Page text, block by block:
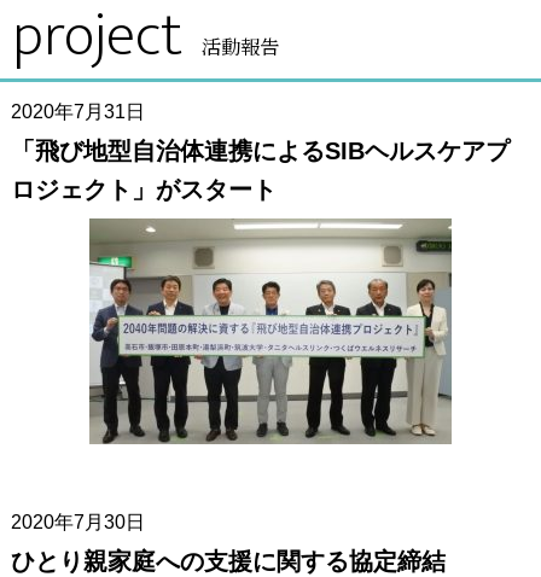
project 活動報告
2020年7月31日
「飛び地型自治体連携によるSIBヘルスケアプ
ロジェクト」がスタート
2020年7月30日
ひとり親家庭への支援に関する協定締結